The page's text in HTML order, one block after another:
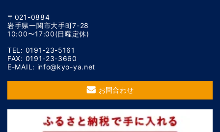
〒021-0884
岩手県一関市大手町7-28
10:00〜17:00(日曜定休)
TEL: 0191-23-5161
FAX: 0191-23-3660
E-MAIL: info@kyo-ya.net
お問合わせ